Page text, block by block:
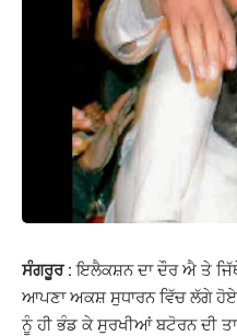
ਸੰਗਰੂਰ : ਇਲੈਕਸ਼ਨ ਦਾ ਦੌਰ ਐ ਤੇ
ਆਪਣਾ ਅਕਸ਼ ਸੁਧਾਰਨ ਵਿੱਚ ਲੱਗੇ
ਨੂੰ ਹੀ ਭੰਡ ਕੇ ਸੁਰਖੀਆਂ ਬਟੋਰਨ ਦੀ